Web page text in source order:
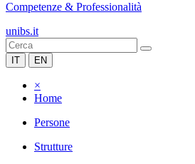
Competenze & Professionalità
unibs.it
IT EN
×
Home
Persone
Strutture